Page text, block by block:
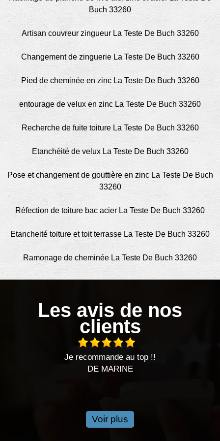
Buch 33260
Artisan couvreur zingueur La Teste De Buch 33260
Changement de zinguerie La Teste De Buch 33260
Pied de cheminée en zinc La Teste De Buch 33260
entourage de velux en zinc La Teste De Buch 33260
Recherche de fuite toiture La Teste De Buch 33260
Etanchéité de velux La Teste De Buch 33260
Pose et changement de gouttière en zinc La Teste De Buch
33260
Réfection de toiture bac acier La Teste De Buch 33260
Etancheité toiture et toit terrasse La Teste De Buch 33260
Ramonage de cheminée La Teste De Buch 33260
Les avis de nos
clients
Je recommande au top !!
DE MARINE
Voir plus